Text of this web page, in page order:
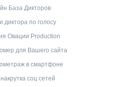
База Дикторов
диктора по голосу
Овации Production
для Вашего сайта
в смартфоне
соц сетей